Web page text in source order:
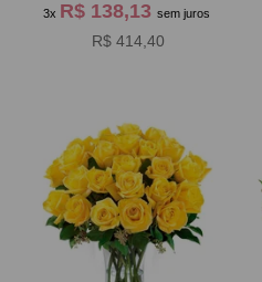
3x R$ 138,13 sem juros
R$ 414,40